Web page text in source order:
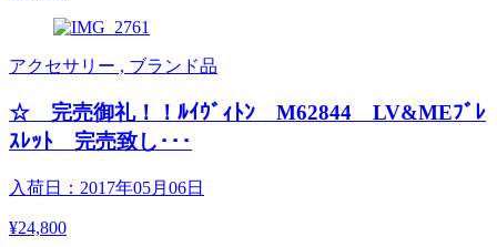
アクセサリー , ブランド品
☆ 完売御礼！！ﾙｲｳﾞｨﾄﾝ M62844 LV&MEﾌﾞﾚ
ｽﾚｯﾄ 完売致し･･･
入荷日：2017年05月06日
¥24,800